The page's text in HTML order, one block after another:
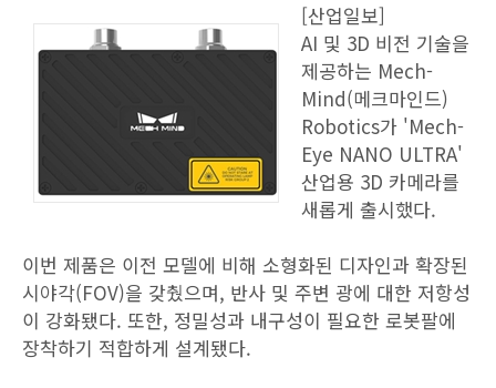
[산업일보]
AI 및 3D 비전 기술을
제공하는 Mech-
Mind(메크마인드)
Robotics가 'Mech-
Eye NANO ULTRA'
산업용 3D 카메라를
새롭게 출시했다.
이번 제품은 이전 모델에 비해 소형화된 디자인과 확장된
시야각(FOV)을 갖췄으며, 반사 및 주변 광에 대한 저항성
이 강화됐다. 또한, 정밀성과 내구성이 필요한 로봇팔에
장착하기 적합하게 설계됐다.